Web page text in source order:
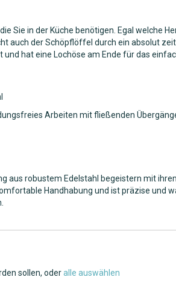
Sie in der Küche benötigen. Egal
auch der Schöpflöffel durch ein absolut
hat eine Lochöse am Ende für das
Arbeiten mit fließenden
aus robustem Edelstahl begeistern mit
Handhabung und ist präzise und
sollen, oderalle auswählen